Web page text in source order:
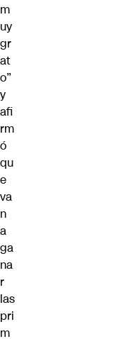
m
uy
gr
at
o”
y
afi
rm
ó
qu
e
va
n
a
ga
na
r
las
pri
m